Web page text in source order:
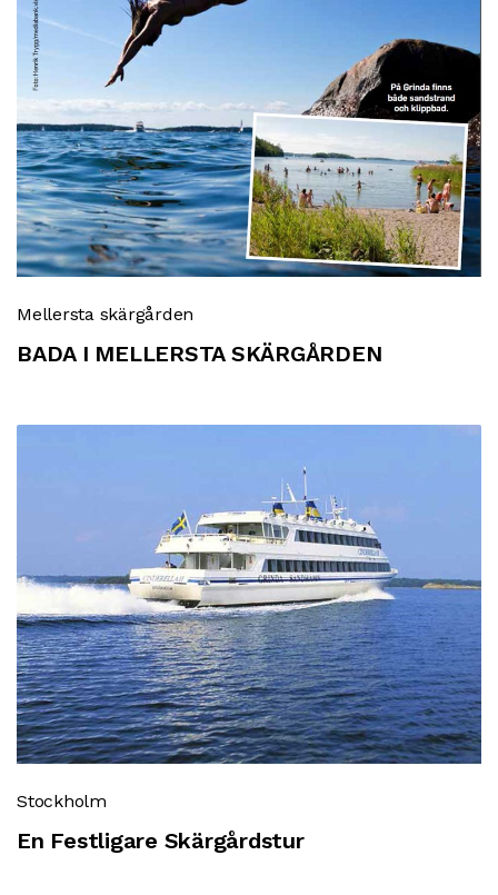
Mellersta skärgården
BADA I MELLERSTA SKÄRGÅRDEN
Stockholm
En Festligare Skärgårdstur